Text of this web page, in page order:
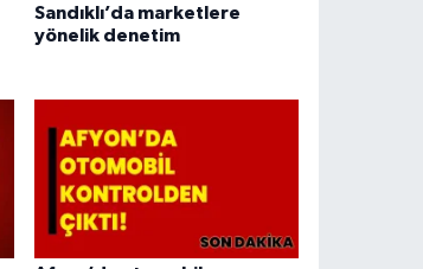
Sandıklı’da marketlere
yönelik denetim